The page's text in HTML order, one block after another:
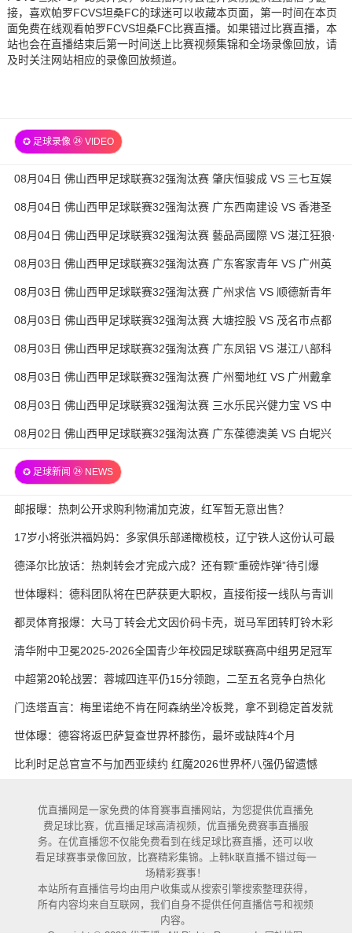
接，喜欢帕罗FCVS坦桑FC的球迷可以收藏本页面，第一时间在本页
面免费在线观看帕罗FCVS坦桑FC比赛直播。如果错过比赛直播，本
站也会在直播结束后第一时间送上比赛视频集锦和全场录像回放，请
及时关注网站相应的录像回放频道。
✪ 足球录像 ㉔ VIDEO
08月04日 佛山西甲足球联赛32强淘汰赛 肇庆恒骏成 VS 三七互娱
全场录像
08月04日 佛山西甲足球联赛32强淘汰赛 广东西南建设 VS 香港圣
徒 全场录像
08月04日 佛山西甲足球联赛32强淘汰赛 藝品高國際 VS 湛江狂狼·
粵辉能源 全场录像
08月03日 佛山西甲足球联赛32强淘汰赛 广东客家青年 VS 广州英
华思力U17 全场录像
08月03日 佛山西甲足球联赛32强淘汰赛 广州求信 VS 顺德新青年
全场录像
08月03日 佛山西甲足球联赛32强淘汰赛 大塘控股 VS 茂名市点都
得 全场录像
08月03日 佛山西甲足球联赛32强淘汰赛 广东凤铝 VS 湛江八部科
技 全场录像
08月03日 佛山西甲足球联赛32强淘汰赛 广州蜀地红 VS 广州戴拿
模 全场录像
08月03日 佛山西甲足球联赛32强淘汰赛 三水乐民兴健力宝 VS 中
国澳门澳科精英 全场录像
08月02日 佛山西甲足球联赛32强淘汰赛 广东葆德澳美 VS 白坭兴
✪ 足球新闻 ㉔ NEWS
邮报曝：热刺公开求购利物浦加克波，红军暂无意出售？
17岁小将张洪福妈妈：多家俱乐部递橄榄枝，辽宁铁人这份认可最
实在
德泽尔比放话：热刺转会才完成六成？还有颗“重磅炸弹”待引爆
世体曝料：德科团队将在巴萨获更大职权，直接衔接一线队与青训
都灵体育报爆：大马丁转会尤文因价码卡壳，斑马军团转盯铃木彩
艳与维卡里奥
清华附中卫冕2025-2026全国青少年校园足球联赛高中组男足冠军
中超第20轮战罢：蓉城四连平仍15分领跑，二至五名竞争白热化
门迭塔直言：梅里诺绝不肯在阿森纳坐冷板凳，拿不到稳定首发就
考虑另寻出路
世体曝：德容将返巴萨复查世界杯膝伤，最坏或缺阵4个月
比利时足总官宣不与加西亚续约 红魔2026世界杯八强仍留遗憾
优直播网是一家免费的体育赛事直播网站，为您提供优直播免
费足球比赛，优直播足球高清视频，优直播免费赛事直播服
务。在优直播您不仅能免费看到在线足球比赛直播，还可以收
看足球赛事录像回放，比赛精彩集锦。上韩k联直播不错过每一
场精彩赛事！
本站所有直播信号均由用户收集或从搜索引擎搜索整理获得，
所有内容均来自互联网，我们自身不提供任何直播信号和视频
内容。